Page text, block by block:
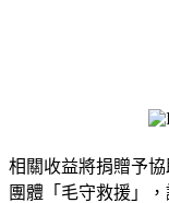
相關收益將捐贈予
團體「毛守救援」